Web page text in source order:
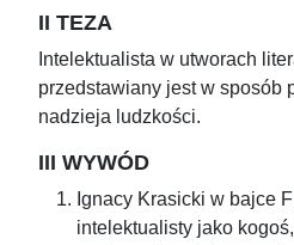
II TEZA
Intelektualista w utworach
przedstawiany jest w sposób
nadzieja ludzkości.
III WYWÓD
Ignacy Krasicki w bajce
intelektualisty jako